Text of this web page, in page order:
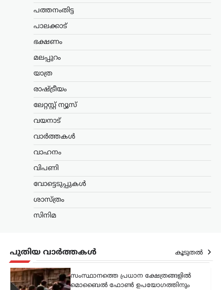
പത്തനംതിട്ട
പാലക്കാട്
ഭക്ഷണം
മലപ്പുറം
യാത്ര
രാഷ്ട്രീയം
ലേറ്റസ്റ്റ് ന്യൂസ്
വയനാട്
വാർത്തകൾ
വാഹനം
വിപണി
വോട്ടെടുപ്പുകൾ
ശാസ്ത്രം
സിനിമ
പുതിയ വാർത്തകൾ കൂടുതൽ
സർക്കാർ പ്രോട്ടോക്കോൾ കേരളത്തിൽ
അതേപടി നടപ്പാക്കില്ലെന്നും…
ട്രെൻഡിംഗ്,തമിഴ്നാട്,വാർത്തകൾ
ക്ഷേത്രങ്ങളിൽ
ചിത്രീകരണം വിലക്കി
മൊബൈൽ ഫോൺ ഉപയോഗത്തിനും
റീൽസ് ചിത്രീകരണത്തിനും നിയന്ത്രണം
ദേവസ്വം വകുപ്പ്. സെപ്റ്റംബർ 1 മുതൽ
അന്താരാഷ്ട്രം,ട്രെൻഡിംഗ്,
നിർണായക
പരാമർശവുമായി ഇറാൻ
പ്രസിഡന്റ്
ന്യൂസ് ഡെസ്ക്
ഓഗസ്റ്റ്‌ 9, 2026